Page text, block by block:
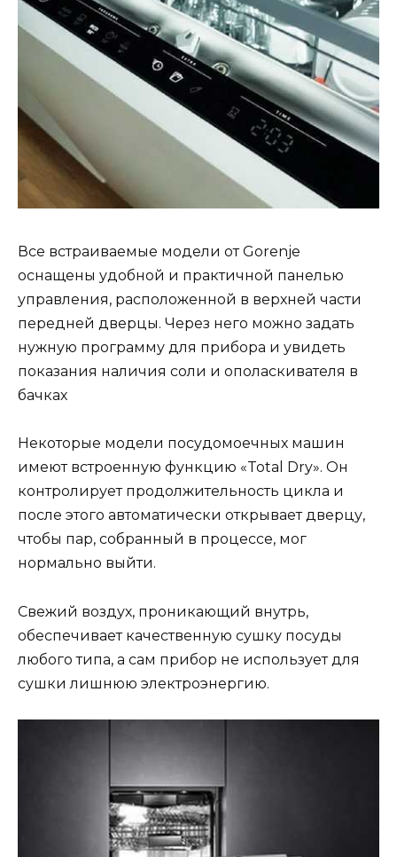
Все встраиваемые модели от Gorenje
оснащены удобной и практичной панелью
управления, расположенной в верхней части
передней дверцы. Через него можно задать
нужную программу для прибора и увидеть
показания наличия соли и ополаскивателя в
бачках
Некоторые модели посудомоечных машин
имеют встроенную функцию «Total Dry». Он
контролирует продолжительность цикла и
после этого автоматически открывает дверцу,
чтобы пар, собранный в процессе, мог
нормально выйти.
Свежий воздух, проникающий внутрь,
обеспечивает качественную сушку посуды
любого типа, а сам прибор не использует для
сушки лишнюю электроэнергию.